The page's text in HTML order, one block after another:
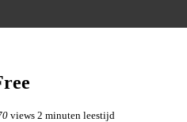
views 2 minuten leestijd